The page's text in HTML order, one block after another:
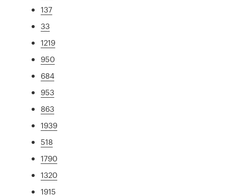
137
33
1219
950
684
953
863
1939
518
1790
1320
1915